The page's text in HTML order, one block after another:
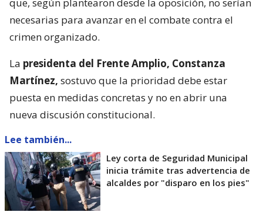
necesarias para avanzar en el combate contra el
crimen organizado.
La presidenta del Frente Amplio, Constanza
Martínez, sostuvo que la prioridad debe estar
puesta en medidas concretas y no en abrir una
nueva discusión constitucional.
Lee también...
Ley corta de Seguridad Municipal
inicia trámite tras advertencia de
alcaldes por "disparo en los pies"